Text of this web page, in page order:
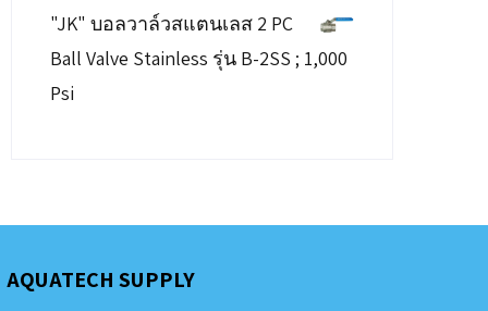
70฿
through
"JK" บอลวาล์วสแตนเลส 2 PC
Ball Valve Stainless รุ่น B-2SS ; 1,000
Psi
AQUATECH SUPPLY